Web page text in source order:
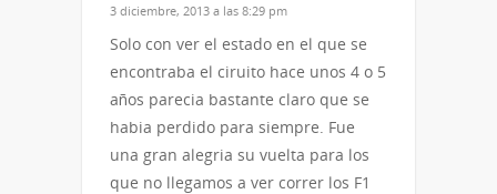
3 diciembre, 2013 a las 8:29 pm
Solo con ver el estado en el que se
encontraba el ciruito hace unos 4 o 5
años parecia bastante claro que se
habia perdido para siempre. Fue
una gran alegria su vuelta para los
que no llegamos a ver correr los F1